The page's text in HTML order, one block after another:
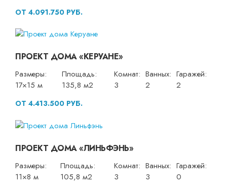
ОТ 4.091.750 РУБ.
ПРОЕКТ ДОМА «КЕРУАНЕ»
Размеры:
17×15 м
Площадь:
135,8 м2
Комнат:
3
Ванных:
2
Гаражей:
2
ОТ 4.413.500 РУБ.
ПРОЕКТ ДОМА «ЛИНЬФЭНЬ»
Размеры:
11×8 м
Площадь:
105,8 м2
Комнат:
3
Ванных:
3
Гаражей:
0